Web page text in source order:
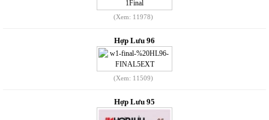
(Xem: 11978)
Hợp Lưu 96
(Xem: 11509)
Hợp Lưu 95